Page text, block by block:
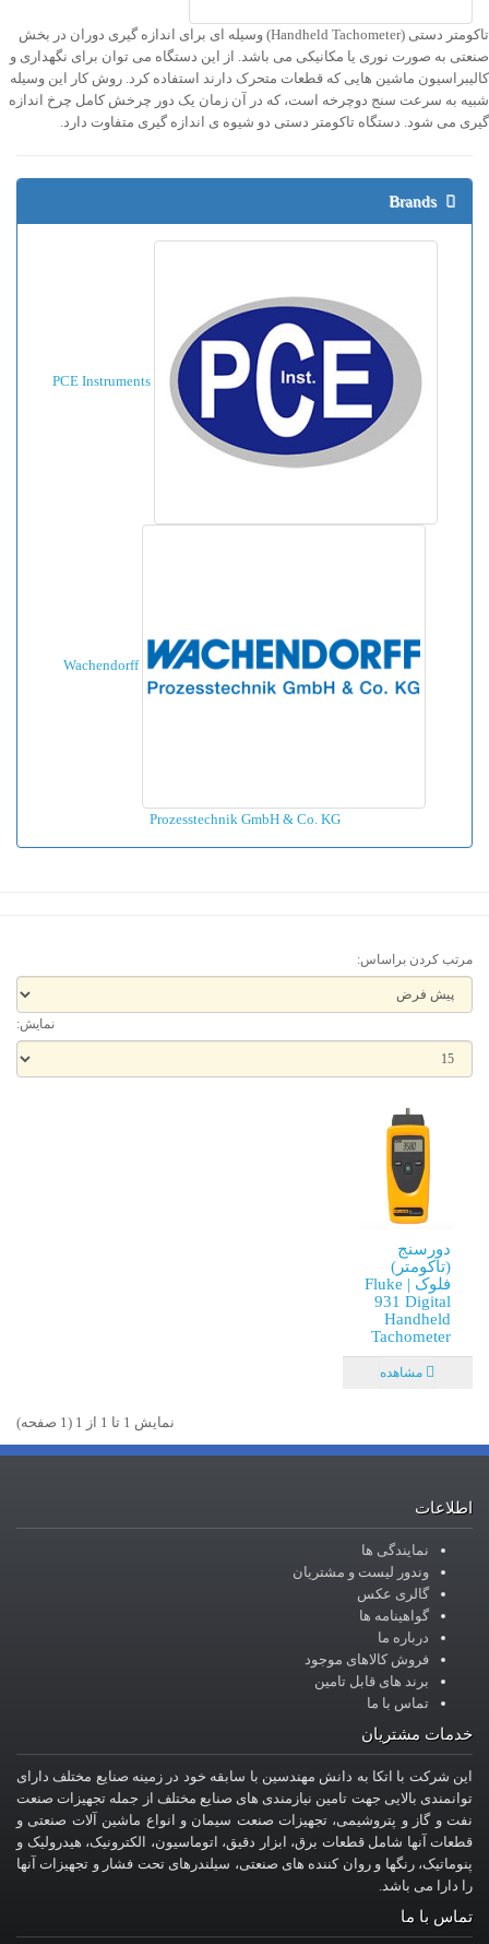
تاکومتر دستی (Handheld Tachometer) وسیله ای برای اندازه گیری دوران در بخش
صنعتی به صورت نوری یا مکانیکی می باشد. از این دستگاه می توان برای نگهداری و
کالیبراسیون ماشین هایی که قطعات متحرک دارند استفاده کرد. روش کار این وسیله
شبیه به سرعت سنج دوچرخه است، که در آن زمان یک دور چرخش کامل چرخ اندازه
گیری می شود. دستگاه تاکومتر دستی دو شیوه ی اندازه گیری متفاوت دارد.
Brands
PCE Instruments
Wachendorff
Prozesstechnik GmbH & Co. KG
مرتب کردن براساس:
نمایش:
دورسنج
(تاکومتر)
فلوک | Fluke
931 Digital
Handheld
Tachometer
مشاهده
نمايش 1 تا 1 از 1 (1 صفحه)
اطلاعات
نمایندگی ها
وندور لیست و مشتریان
گالری عکس
گواهینامه ها
درباره ما
فروش کالاهای موجود
برند های قابل تامین
تماس با ما
خدمات مشتریان
این شرکت با اتکا به دانش مهندسین با سابقه خود در زمینه صنایع مختلف دارای
توانمندی بالایی جهت تامین نیازمندی های صنایع مختلف از جمله تجهیزات صنعت
نفت و گاز و پتروشیمی، تجهیزات صنعت سیمان و انواع ماشین آلات صنعتی و
قطعات آنها شامل قطعات برق، ابزار دقیق، اتوماسیون، الکترونیک، هیدرولیک و
پنوماتیک، رنگها و روان کننده های صنعتی، سیلندرهای تحت فشار و تجهیزات آنها
را دارا می باشد.
تماس با ما